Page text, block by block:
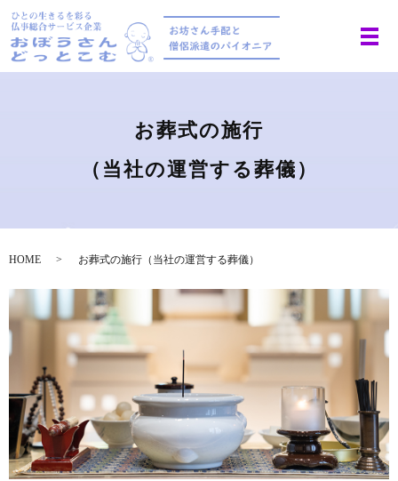
お葬式の施行
（当社の運営する葬儀）
HOME お葬式の施行 （当社の運営する葬儀）